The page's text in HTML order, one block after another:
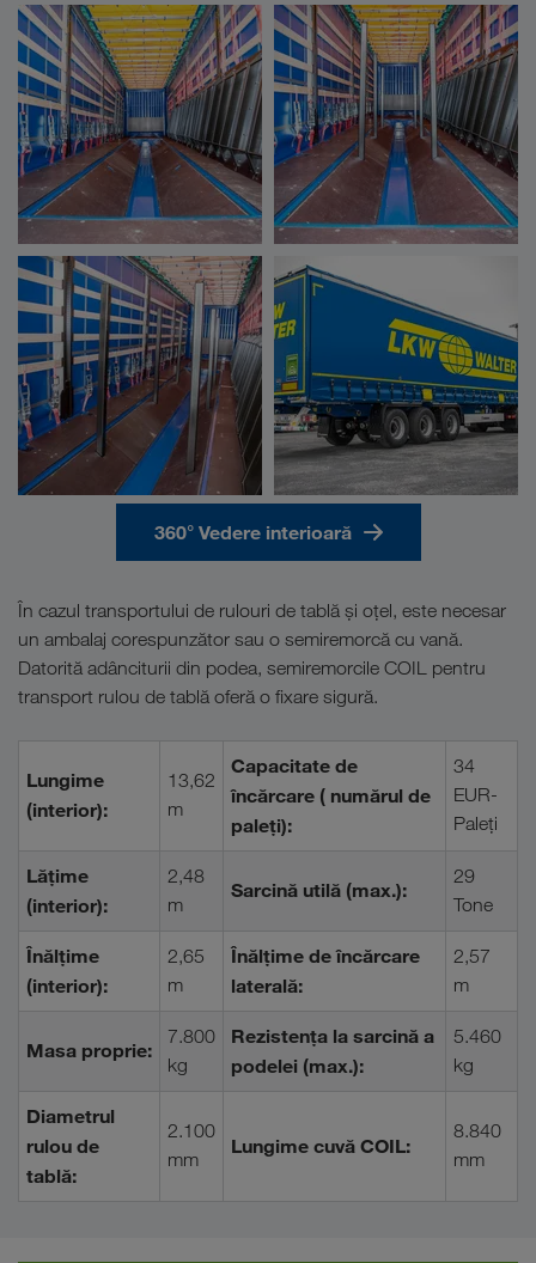
360° Vedere interioară
În cazul transportului de rulouri de tablă și oțel, este necesar
un ambalaj corespunzător sau o semiremorcă cu vană.
Datorită adânciturii din podea, semiremorcile COIL pentru
transport rulou de tablă oferă o fixare sigură.
Lungime
(interior):
13,62
m
Capacitate de
încărcare ( numărul de
paleți):
34
EUR-
Paleţi
Lățime
(interior):
2,48
m
Sarcină utilă (max.):
29
Tone
Înălțime
(interior):
2,65
m
Înălțime de încărcare
laterală:
2,57
m
Masa proprie:
7.800
kg
Rezistența la sarcină a
podelei (max.):
5.460
kg
Diametrul
rulou de
tablă:
2.100
mm
Lungime cuvă COIL:
8.840
mm